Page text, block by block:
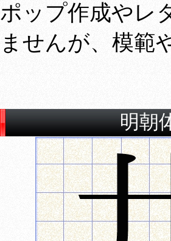
ポップ作成やレ
ませんが、模範
明朝